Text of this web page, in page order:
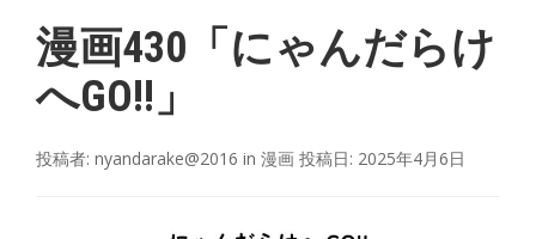
漫画430「にゃんだらけ
へGO!!」
投稿者:nyandarake@2016 in漫画 投稿日: 2025年4月6日